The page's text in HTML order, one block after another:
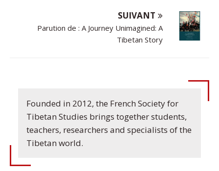
SUIVANT
Parution de : A Journey Unimagined: A
Tibetan Story
Founded in 2012, the French Society for
Tibetan Studies brings together students,
teachers, researchers and specialists of the
Tibetan world.